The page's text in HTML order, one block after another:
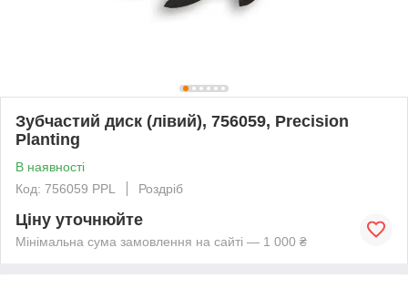
Зубчастий диск (лівий), 756059, Precision
Planting
В наявності
Код: 756059 PPL
Роздріб
Ціну уточнюйте
Мінімальна сума замовлення на сайті — 1 000 ₴